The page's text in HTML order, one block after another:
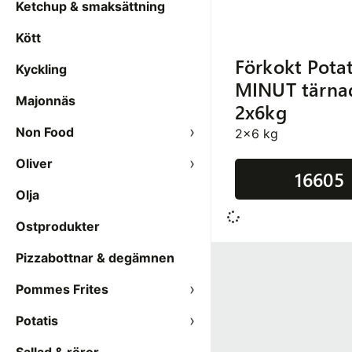
Ketchup & smaksättning
Kött
Kyckling
Majonnäs
Non Food
Oliver
Olja
Ostprodukter
Pizzabottnar & degämnen
Pommes Frites
Potatis
Förkokt
MINUT
2x6kg
2x6 kg
16605